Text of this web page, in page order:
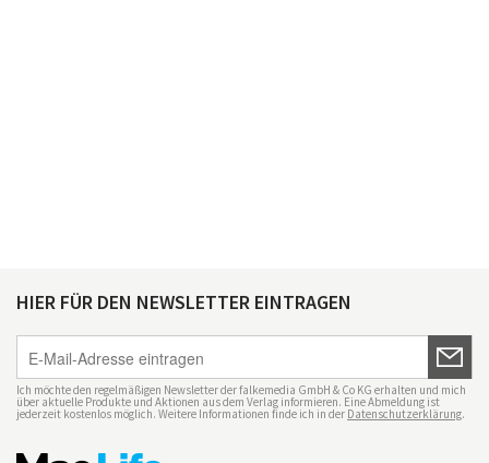
HIER FÜR DEN NEWSLETTER EINTRAGEN
Ich möchte den regelmäßigen Newsletter der falkemedia GmbH & Co KG erhalten und mich
über aktuelle Produkte und Aktionen aus dem Verlag informieren. Eine Abmeldung ist
jederzeit kostenlos möglich. Weitere Informationen finde ich in der Datenschutzerklärung.